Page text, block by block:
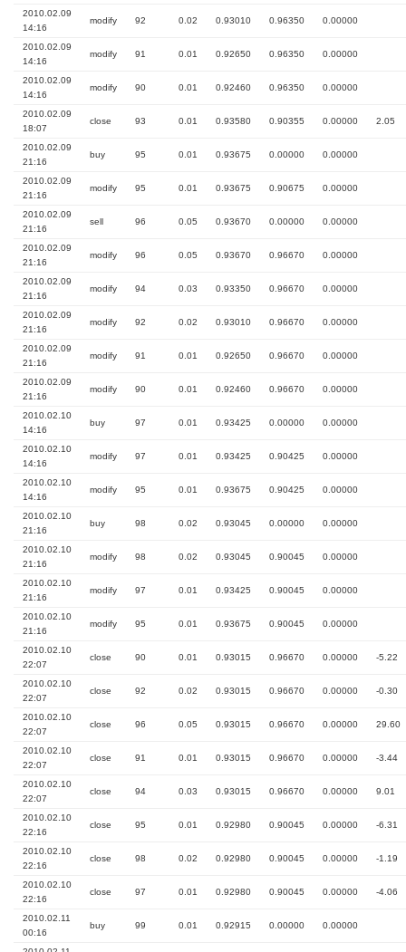
2010.02.09
14:16
modify 92 0.02 0.93010 0.96350 0.00000
2010.02.09
14:16
modify 91 0.01 0.92650 0.96350 0.00000
2010.02.09
14:16
modify 90 0.01 0.92460 0.96350 0.00000
2010.02.09
18:07
close 93 0.01 0.93580 0.90355 0.00000 2.05
2010.02.09
21:16
buy 95 0.01 0.93675 0.00000 0.00000
2010.02.09
21:16
modify 95 0.01 0.93675 0.90675 0.00000
2010.02.09
21:16
sell 96 0.05 0.93670 0.00000 0.00000
2010.02.09
21:16
modify 96 0.05 0.93670 0.96670 0.00000
2010.02.09
21:16
modify 94 0.03 0.93350 0.96670 0.00000
2010.02.09
21:16
modify 92 0.02 0.93010 0.96670 0.00000
2010.02.09
21:16
modify 91 0.01 0.92650 0.96670 0.00000
2010.02.09
21:16
modify 90 0.01 0.92460 0.96670 0.00000
2010.02.10
14:16
buy 97 0.01 0.93425 0.00000 0.00000
2010.02.10
14:16
modify 97 0.01 0.93425 0.90425 0.00000
2010.02.10
14:16
modify 95 0.01 0.93675 0.90425 0.00000
2010.02.10
21:16
buy 98 0.02 0.93045 0.00000 0.00000
2010.02.10
21:16
modify 98 0.02 0.93045 0.90045 0.00000
2010.02.10
21:16
modify 97 0.01 0.93425 0.90045 0.00000
2010.02.10
21:16
modify 95 0.01 0.93675 0.90045 0.00000
2010.02.10
22:07
close 90 0.01 0.93015 0.96670 0.00000 -5.22
2010.02.10
22:07
close 92 0.02 0.93015 0.96670 0.00000 -0.30
2010.02.10
22:07
close 96 0.05 0.93015 0.96670 0.00000 29.60
2010.02.10
22:07
close 91 0.01 0.93015 0.96670 0.00000 -3.44
2010.02.10
22:07
close 94 0.03 0.93015 0.96670 0.00000 9.01
2010.02.10
22:16
close 95 0.01 0.92980 0.90045 0.00000 -6.31
2010.02.10
22:16
close 98 0.02 0.92980 0.90045 0.00000 -1.19
2010.02.10
22:16
close 97 0.01 0.92980 0.90045 0.00000 -4.06
2010.02.11
00:16
buy 99 0.01 0.92915 0.00000 0.00000